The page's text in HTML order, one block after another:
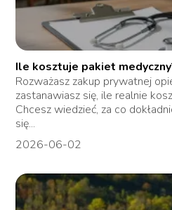
Ile kosztuje pakiet
Rozważasz zakup prywatnej
zastanawiasz się, ile realnie
Chcesz wiedzieć, za co
się...
2026-06-02